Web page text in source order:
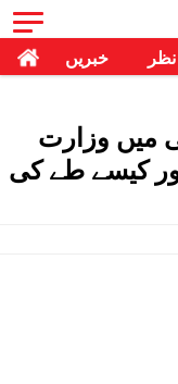
خبریں
میں وزارت
کیسے طے کی